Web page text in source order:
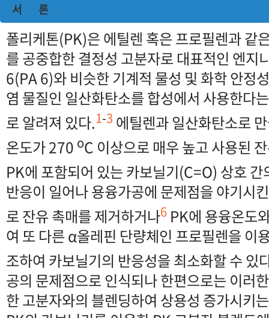
서 론
폴리케톤(PK)은 에틸렌 혹은 프로필렌과 같
를 공중합한 결정성 고분자로 대표적인 엔지
6(PA 6)와 비슷한 기계적 물성 및 화학 안정
염 물질인 일산화탄소를 합성에서 사용한다
로 알려져 있다.1-3 에틸렌과 일산화탄소로
온도가 270 oC 이상으로 매우 높고 사용된
PK에 포함되어 있는 카보닐기(C=O) 상호 간
반응이 일어나 용융가공에 문제점을 야기시
로 잔유 촉매를 제거하거나6 PK에 용융온도
여 또 다른 α올레핀 단량체인 프로필렌을 이
조하여 카보닐기의 반응성을 최소화할 수 있
공의 문제점으로 인식되나 한편으로는 이러
한 고분자와의 블렌딩하여 상용성 증가시키